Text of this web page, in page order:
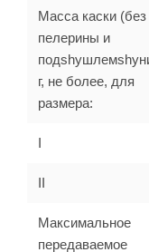
Масса каски (без
пелерины и
г, не более, для
размера:
I
II
Максимальное
передаваемое